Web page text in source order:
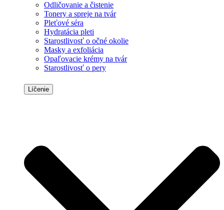
Odličovanie a čistenie
Tonery a spreje na tvár
Pleťové séra
Hydratácia pleti
Starostlivosť o očné okolie
Masky a exfoliácia
Opaľovacie krémy na tvár
Starostlivosť o pery
Líčenie